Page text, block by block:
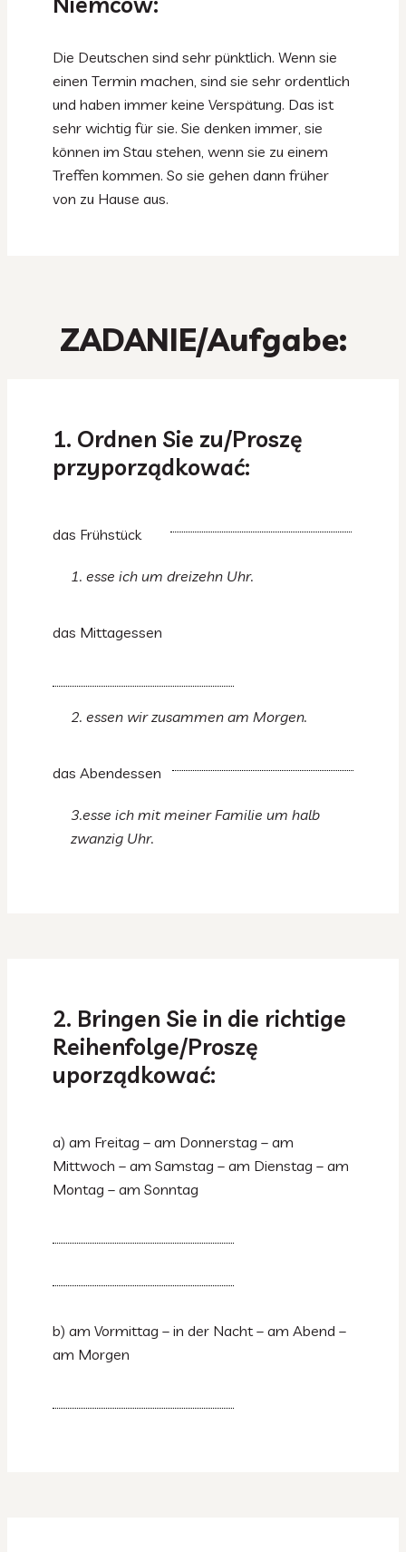
Die Deutschen sind sehr pünktlich. Wenn sie
einen Termin machen, sind sie sehr ordentlich
und haben immer keine Verspätung. Das ist
sehr wichtig für sie. Sie denken immer, sie
können im Stau stehen, wenn sie zu einem
Treffen kommen. So sie gehen dann früher
von zu Hause aus.
ZADANIE/Aufgabe:
1. Ordnen Sie zu/Proszę
przyporządkować:
das Frühstück
1. esse ich um dreizehn Uhr.
das Mittagessen
2. essen wir zusammen am Morgen.
das Abendessen
3.esse ich mit meiner Familie um halb
zwanzig Uhr.
2. Bringen Sie in die richtige
Reihenfolge/Proszę
uporządkować:
a) am Freitag – am Donnerstag – am
Mittwoch – am Samstag – am Dienstag – am
Montag – am Sonntag
b) am Vormittag – in der Nacht – am Abend –
am Morgen